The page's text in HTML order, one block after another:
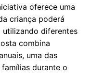
oferece uma
criança poderá
utilizando diferentes
combina
uma das
durante o